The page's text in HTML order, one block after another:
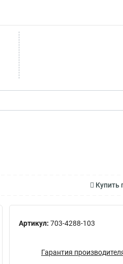
Купить
Артикул: 703-4288-103
Гарантия